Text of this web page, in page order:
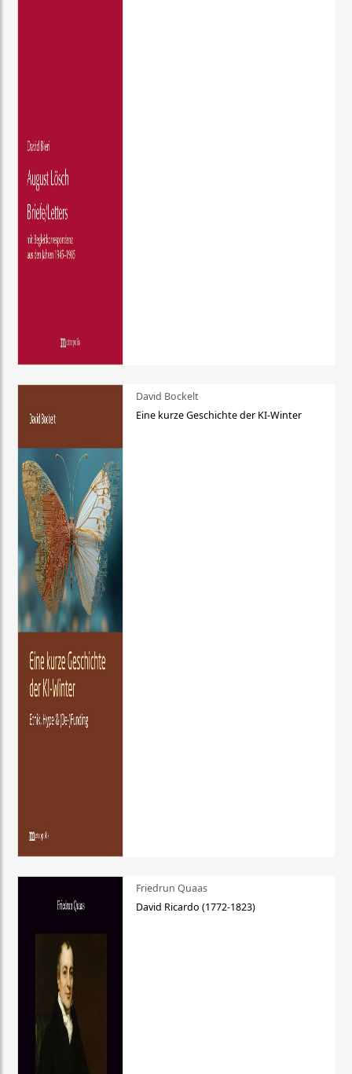
David Bockelt
Eine kurze Geschichte der KI-Winter
Friedrun Quaas
David Ricardo (1772-1823)